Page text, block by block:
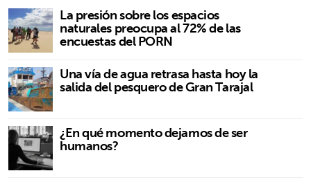
La presión sobre los espacios
naturales preocupa al 72% de las
encuestas del PORN
Una vía de agua retrasa hasta hoy la
salida del pesquero de Gran Tarajal
¿En qué momento dejamos de ser
humanos?